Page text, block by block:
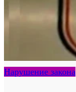
Нарушение закона